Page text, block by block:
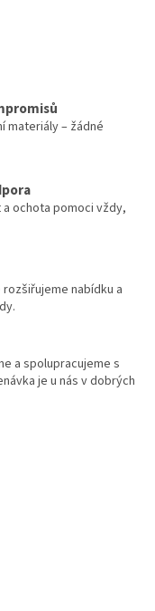
materiály – žádné
ochota pomoci vždy,
nabídku a
a spolupracujeme s
je u nás v dobrých